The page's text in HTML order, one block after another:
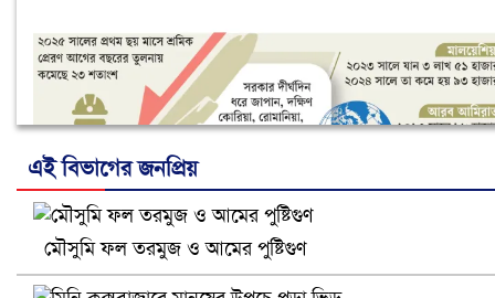
নানা সংকটে রিক্রুটিং এজেন্সি, হুমকির মুখে শ্রম রপ্তানি
এই বিভাগের জনপ্রিয়
মৌসুমি ফল তরমুজ ও আমের পুষ্টিগুণ